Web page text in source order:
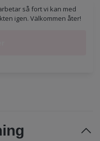
så fort vi kan med
igen. Välkommen åter!